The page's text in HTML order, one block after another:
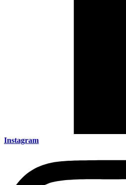
Instagram